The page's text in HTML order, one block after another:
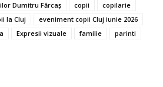
Dumitru Fărcaș
copii
copilarie
la Cluj
eveniment copii Cluj iunie 2026
Expresii vizuale familie
parinti